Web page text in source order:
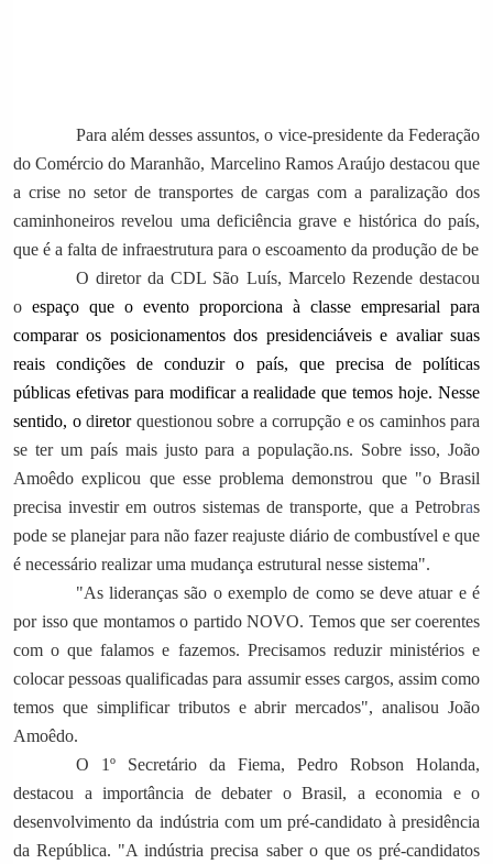
Para além desses assuntos, o vice-presidente da Federação
do Comércio do Maranhão, Marcelino Ramos Araújo destacou que
a crise no setor de transportes de cargas com a paralização dos
caminhoneiros revelou uma deficiência grave e histórica do país,
que é a falta de infraestrutura para o escoamento da produção de be
O diretor da CDL São Luís, Marcelo Rezende destacou
o espaço que o evento proporciona à classe empresarial para
comparar os posicionamentos dos presidenciáveis e avaliar suas
reais condições de conduzir o país, que precisa de políticas
públicas efetivas para modificar a realidade que temos hoje. Nesse
sentido, o diretor questionou sobre a corrupção e os caminhos para
se ter um país mais justo para a população.ns. Sobre isso, João
Amoêdo explicou que esse problema demonstrou que "o Brasil
precisa investir em outros sistemas de transporte, que a Petrobras
pode se planejar para não fazer reajuste diário de combustível e que
é necessário realizar uma mudança estrutural nesse sistema".
"As lideranças são o exemplo de como se deve atuar e é
por isso que montamos o partido NOVO. Temos que ser coerentes
com o que falamos e fazemos. Precisamos reduzir ministérios e
colocar pessoas qualificadas para assumir esses cargos, assim como
temos que simplificar tributos e abrir mercados", analisou João
Amoêdo.
O 1º Secretário da Fiema, Pedro Robson Holanda,
destacou a importância de debater o Brasil, a economia e o
desenvolvimento da indústria com um pré-candidato à presidência
da República. "A indústria precisa saber o que os pré-candidatos